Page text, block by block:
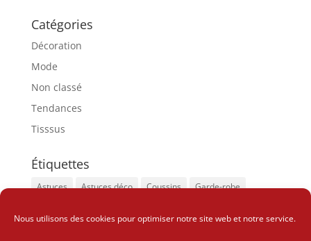
Nous utilisons des cookies pour optimiser notre site web et notre service.
Catégories
Décoration
Mode
Non classé
Tendances
Tisssus
Étiquettes
Astuces Astuces déco Coussins
Garde-robe